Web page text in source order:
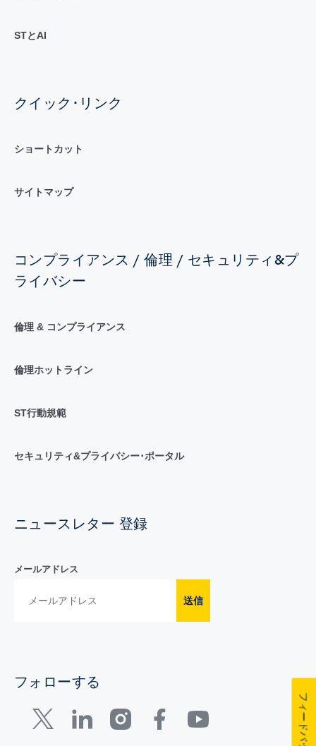
STとAI
クイック･リンク
ショートカット
サイトマップ
コンプライアンス / 倫理 / セキュリティ&プ
ライバシー
倫理 & コンプライアンス
倫理ホットライン
ST行動規範
セキュリティ&プライバシー･ポータル
ニュースレター 登録
メールアドレス
送信
フォローする
フィードバック